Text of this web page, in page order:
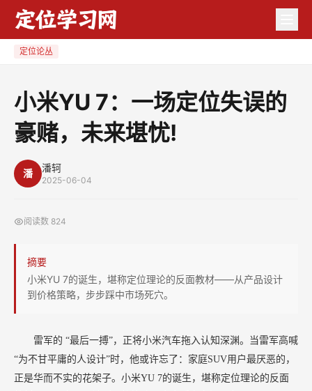
赌，
定位论丛
小米YU 7：一场定位失误的
豪赌，未来堪忧!
潘 潘轲
2025-06-04
阅读数 824
摘要
小米YU 7的诞生，堪称定位理论的反面教材——从产品设计
到价格策略，步步踩中市场死穴。
雷军的 “最后一搏”，正将小米汽车拖入认知深渊。当雷军高喊
“为不甘平庸的人设计”时，他或许忘了：家庭SUV用户最厌恶的，
正是华而不实的花架子。小米YU 7的诞生，堪称定位理论的反面